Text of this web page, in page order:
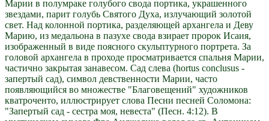
Марии в полумраке голубого свода портика, украшенного
звездами, парит голубь Святого Духа, излучающий золотой
свет. Над колонной портика, разделяющей архангела и Деву
Марию, из медальона в пазухе свода взирает пророк Исаия,
изображенный в виде поясного скульптурного портрета. За
головой архангела в проходе просматривается спальня Марии,
частично закрытая занавесом. Сад слева (hortus conclusus -
запертый сад), символ девственности Марии, часто
появляющийся во множестве "Благовещений" художников
кватроченто, иллюстрирует слова Песни песней Соломона:
"Запертый сад - сестра моя, невеста" (Песн. 4:12). В